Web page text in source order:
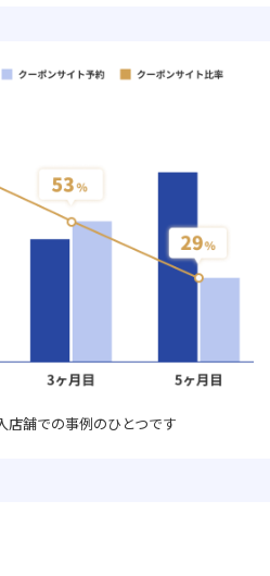
店舗での事例のひとつです